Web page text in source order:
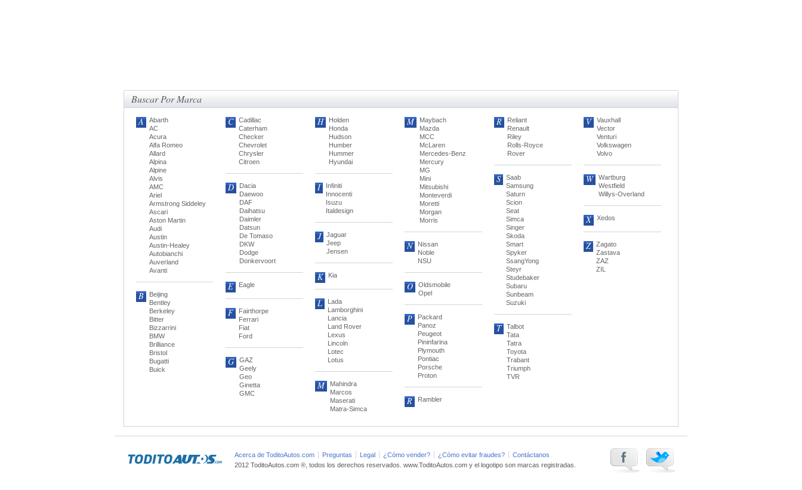
Buscar Por Marca
A
Abarth
AC
Acura
Alfa Romeo
Allard
Alpina
Alpine
Alvis
AMC
Ariel
Armstrong Siddeley
Ascari
Aston Martin
Audi
Austin
Austin-Healey
Autobianchi
Auverland
Avanti
B
Beijing
Bentley
Berkeley
Bitter
Bizzarrini
BMW
Brilliance
Bristol
Bugatti
Buick
C
Cadillac
Caterham
Checker
Chevrolet
Chrysler
Citroen
D
Dacia
Daewoo
DAF
Daihatsu
Daimler
Datsun
De Tomaso
DKW
Dodge
Donkervoort
E Eagle
F
Fairthorpe
Ferrari
Fiat
Ford
G
GAZ
Geely
Geo
Ginetta
GMC
H
Holden
Honda
Hudson
Humber
Hummer
Hyundai
I
Infiniti
Innocenti
Isuzu
Italdesign
J
Jaguar
Jeep
Jensen
K Kia
L
Lada
Lamborghini
Lancia
Land Rover
Lexus
Lincoln
Lotec
Lotus
M
Mahindra
Marcos
Maserati
Matra-Simca
M
Maybach
Mazda
MCC
McLaren
Mercedes-Benz
Mercury
MG
Mini
Mitsubishi
Monteverdi
Moretti
Morgan
Morris
N
Nissan
Noble
NSU
O
Oldsmobile
Opel
P
Packard
Panoz
Peugeot
Pininfarina
Plymouth
Pontiac
Porsche
Proton
R Rambler
R
Reliant
Renault
Riley
Rolls-Royce
Rover
S
Saab
Samsung
Saturn
Scion
Seat
Simca
Singer
Skoda
Smart
Spyker
SsangYong
Steyr
Studebaker
Subaru
Sunbeam
Suzuki
T
Talbot
Tata
Tatra
Toyota
Trabant
Triumph
TVR
V
Vauxhall
Vector
Venturi
Volkswagen
Volvo
W
Wartburg
Westfield
Willys-Overland
X Xedos
Z
Zagato
Zastava
ZAZ
ZIL
Acerca de ToditoAutos.com Preguntas Legal ¿Cómo vender? ¿Cómo evitar fraudes?
Contáctanos
2012 ToditoAutos.com ®, todos los derechos reservados. www.ToditoAutos.com y el logotipo son marcas registradas.